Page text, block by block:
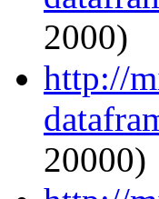
2000)
http://
20000)